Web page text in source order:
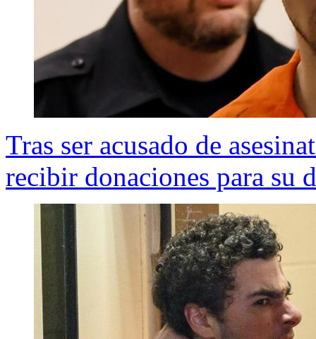
Tras ser acusado de
recibir donaciones para su